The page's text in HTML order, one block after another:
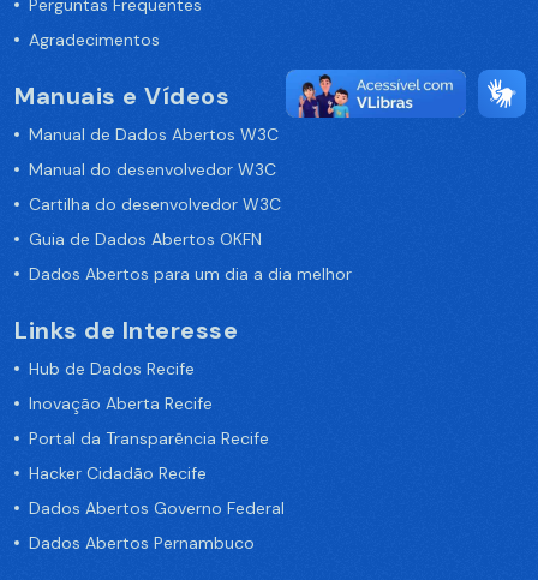
Perguntas Frequentes
Agradecimentos
Manuais e Vídeos
Manual de Dados Abertos W3C
Manual do desenvolvedor W3C
Cartilha do desenvolvedor W3C
Guia de Dados Abertos OKFN
Dados Abertos para um dia a dia melhor
Links de Interesse
Hub de Dados Recife
Inovação Aberta Recife
Portal da Transparência Recife
Hacker Cidadão Recife
Dados Abertos Governo Federal
Dados Abertos Pernambuco